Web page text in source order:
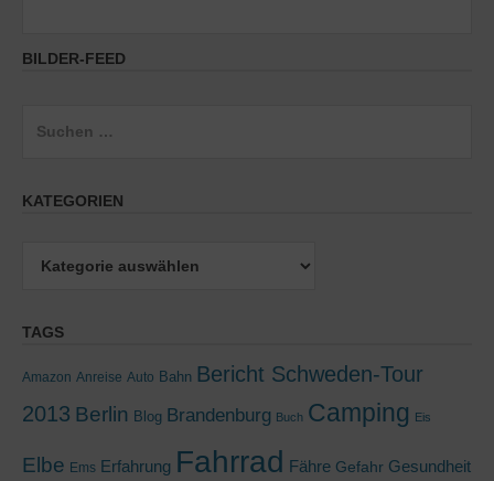
BILDER-FEED
KATEGORIEN
TAGS
Amazon Anreise Auto Bahn Bericht Schweden-Tour
2013 Berlin Blog Brandenburg Buch Camping Eis
Elbe Ems Erfahrung Fahrrad Fähre Gefahr Gesundheit